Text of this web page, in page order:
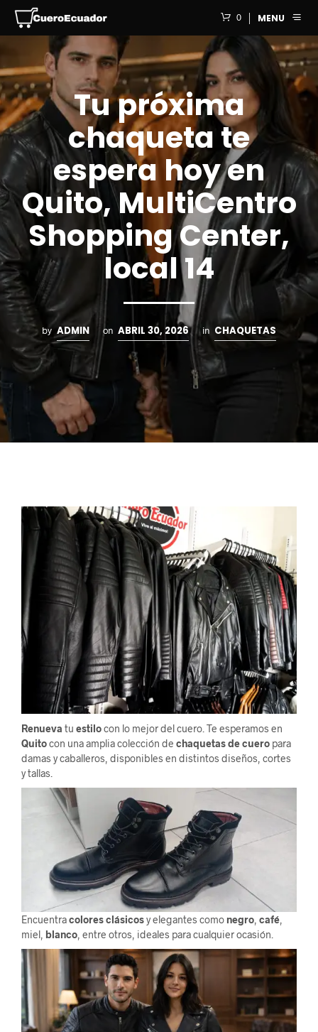
0 MENU
Tu próxima
chaqueta te
espera hoy en
Quito, MultiCentro
Shopping Center,
local 14
by ADMIN on ABRIL 30, 2026 in CHAQUETAS
Renueva tu estilocon lo mejor del cuero. Te esperamos en
Quitocon una amplia colección de chaquetas de cuero para
damas y caballeros, disponibles en distintos diseños, cortes
y tallas.
Encuentracolores clásicosy elegantes como negro café
miel, blanco , entre otros, ideales para cualquier ocasión.